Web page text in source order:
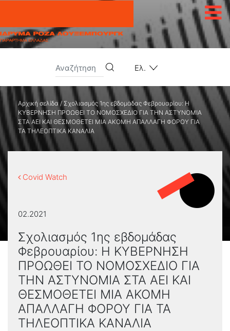
Ελ.
Αρχική σελίδα /Σχολιασμός 1ης εβδομάδας Φεβρουαρίου: Η
ΚΥΒΕΡΝΗΣΗ ΠΡΟΩΘΕΙ ΤΟ ΝΟΜΟΣΧΕΔΙΟ ΓΙΑ ΤΗΝ ΑΣΤΥΝΟΜΙΑ
ΣΤΑ ΑΕΙ ΚΑΙ ΘΕΣΜΟΘΕΤΕΙ ΜΙΑ ΑΚΟΜΗ ΑΠΑΛΛΑΓΗ ΦΟΡΟΥ ΓΙΑ
ΤΑ ΤΗΛΕΟΠΤΙΚΑ ΚΑΝΑΛΙΑ
Covid Watch
02.2021
Σχολιασμός 1ης εβδομάδας
Φεβρουαρίου: Η ΚΥΒΕΡΝΗΣΗ
ΠΡΟΩΘΕΙ ΤΟ ΝΟΜΟΣΧΕΔΙΟ ΓΙΑ
ΤΗΝ ΑΣΤΥΝΟΜΙΑ ΣΤΑ ΑΕΙ ΚΑΙ
ΘΕΣΜΟΘΕΤΕΙ ΜΙΑ ΑΚΟΜΗ
ΑΠΑΛΛΑΓΗ ΦΟΡΟΥ ΓΙΑ ΤΑ
ΤΗΛΕΟΠΤΙΚΑ ΚΑΝΑΛΙΑ